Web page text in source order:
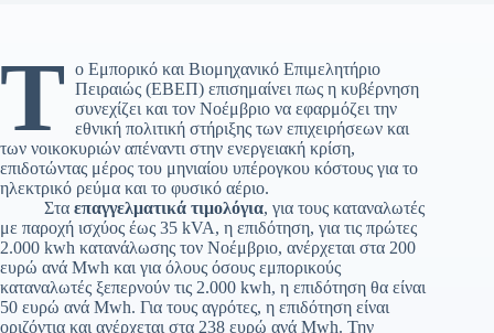
Τ ο Εμπορικό και Βιομηχανικό Επιμελητήριο
Πειραιώς (ΕΒΕΠ) επισημαίνει πως η κυβέρνηση
συνεχίζει και τον Νοέμβριο να εφαρμόζει την
εθνική πολιτική στήριξης των επιχειρήσεων και
των νοικοκυριών απέναντι στην ενεργειακή κρίση,
επιδοτώντας μέρος του μηνιαίου υπέρογκου κόστους για το
ηλεκτρικό ρεύμα και το φυσικό αέριο.
Στα επαγγελματικά τιμολόγια, για τους καταναλωτές
με παροχή ισχύος έως 35 kVA, η επιδότηση, για τις πρώτες
2.000 kwh κατανάλωσης τον Νοέμβριο, ανέρχεται στα 200
ευρώ ανά Mwh και για όλους όσους εμπορικούς
καταναλωτές ξεπερνούν τις 2.000 kwh, η επιδότηση θα είναι
50 ευρώ ανά Mwh. Για τους αγρότες, η επιδότηση είναι
οριζόντια και ανέρχεται στα 238 ευρώ ανά Mwh. Την